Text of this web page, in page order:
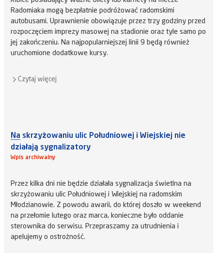
Radomiaka mogą bezpłatnie podróżować radomskimi
autobusami. Uprawnienie obowiązuje przez trzy godziny przed
rozpoczęciem imprezy masowej na stadionie oraz tyle samo po
jej zakończeniu. Na najpopularniejszej linii 9 będą również
uruchomione dodatkowe kursy.
Czytaj więcej
Na skrzyżowaniu ulic Południowej i Wiejskiej nie
działają sygnalizatory
Wpis archiwalny
Przez kilka dni nie będzie działała sygnalizacja świetlna na
skrzyżowaniu ulic Południowej i Wiejskiej na radomskim
Młodzianowie. Z powodu awarii, do której doszło w weekend
na przełomie lutego oraz marca, konieczne było oddanie
sterownika do serwisu. Przepraszamy za utrudnienia i
apelujemy o ostrożność.